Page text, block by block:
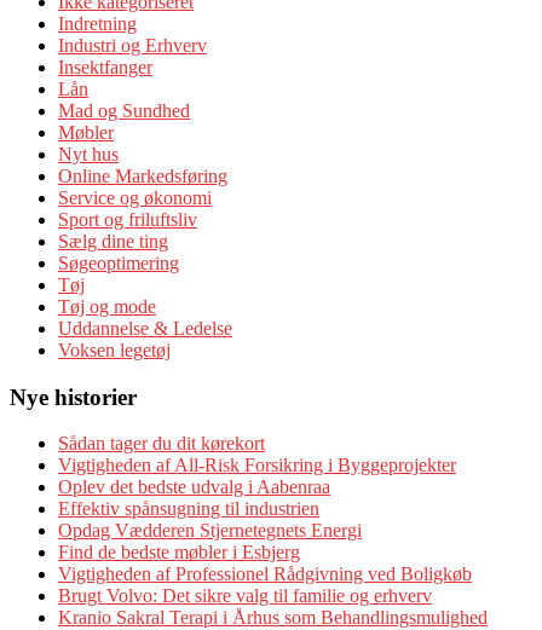
Indretning
Industri og Erhverv
Insektfanger
Lån
Mad og Sundhed
Møbler
Nyt hus
Online Markedsføring
Service og økonomi
Sport og friluftsliv
Sælg dine ting
Søgeoptimering
Tøj
Tøj og mode
Uddannelse & Ledelse
Voksen legetøj
Nye historier
Sådan tager du dit kørekort
Vigtigheden af All-Risk Forsikring i Byggeprojekter
Oplev det bedste udvalg i Aabenraa
Effektiv spånsugning til industrien
Opdag Vædderen Stjernetegnets Energi
Find de bedste møbler i Esbjerg
Vigtigheden af Professionel Rådgivning ved Boligkøb
Brugt Volvo: Det sikre valg til familie og erhverv
Kranio Sakral Terapi i Århus som Behandlingsmulighed